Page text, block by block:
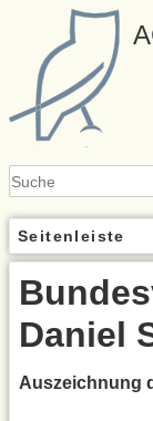
Seitenleiste
Daniel
Auszeichnung